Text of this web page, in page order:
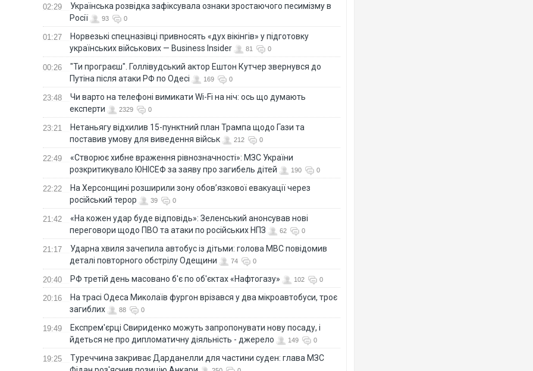
02:29
Українська розвідка зафіксувала ознаки зростаючого песимізму в
Росії
93 0
01:27
Норвезькі спецназівці привносять «дух вікінгів» у підготовку
українських військових — Business Insider
81 0
00:26
"Ти програєш". Голлівудський актор Ештон Кутчер звернувся до
Путіна після атаки РФ по Одесі
169 0
23:48
Чи варто на телефонi вимикати Wi-Fi на ніч: ось що думають
експерти
2329 0
23:21
Нетаньягу відхилив 15-пунктний план Трампа щодо Гази та
поставив умову для виведення військ
212 0
22:49
«Створює хибне враження рівнозначності»: МЗС України
розкритикувало ЮНІСЕФ за заяву про загибель дітей
190 0
22:22
На Херсонщині розширили зону обов’язкової евакуації через
російський терор
39 0
21:42
«На кожен удар буде відповідь»: Зеленський анонсував нові
переговори щодо ПВО та атаки по російських НПЗ
62 0
21:17
Ударна хвиля зачепила автобус із дітьми: голова МВС повідомив
деталі повторного обстрілу Одещини
74 0
20:40 РФ третій день масовано б'є по об'єктах «Нафтогазу» 102 0
20:16
На трасі Одеса Миколаїв фургон врізався у два мікроавтобуси, троє
загиблих
88 0
19:49
Експрем'єрці Свириденко можуть запропонувати нову посаду, і
йдеться не про дипломатичну діяльність - джерело
149 0
19:25
Туреччина закриває Дарданелли для частини суден: глава МЗС